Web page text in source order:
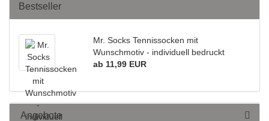
Bestseller
Mr. Socks Tennissocken mit
Wunschmotiv - individuell bedruckt
ab 11,99 EUR
Angebote